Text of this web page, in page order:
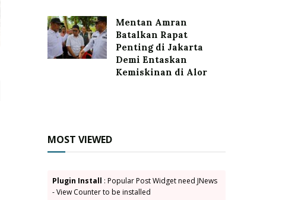
Mentan Amran
Batalkan Rapat
Penting di Jakarta
Demi Entaskan
Kemiskinan di Alor
MOST VIEWED
Plugin Install : Popular Post Widget need JNews
- View Counter to be installed